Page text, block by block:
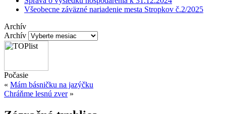
Všeobecne záväzné nariadenie mesta Stropkov č.2/2025
Archív
Archív
Počasie
« Mám básničku na jazýčku
Chráňme lesnú zver»